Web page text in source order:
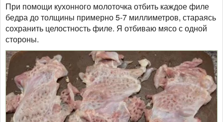
При помощи кухонного молоточка отбить каждое филе
бедра до толщины примерно 5-7 миллиметров, стараясь
сохранить целостность филе. Я отбиваю мясо с одной
стороны.